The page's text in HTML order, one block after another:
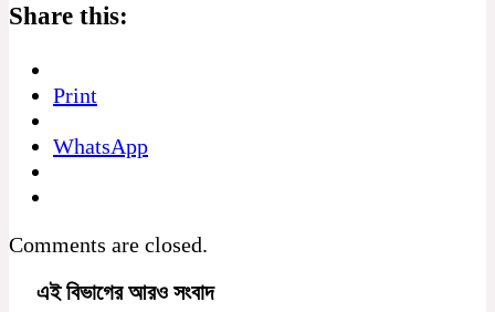
Share this:
Print
WhatsApp
Comments are closed.
এই বিভাগের আরও সংবাদ